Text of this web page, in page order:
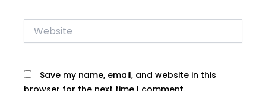
Website
Save my name, email, and website in this